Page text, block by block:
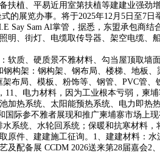
植、平易近用室第扶植等建建业强劲
展览办事。将于2025年12月5日至7日
Sam Al掌管，据悉，东盟承包商结
、街灯、电缆取传导器、架空电缆、
质、硬质景不雅材料、勾当屋顶取墙
构架：钢构架、钢布局、楼梯、地板、
布局、模板、粉饰等、钢管、PVC管、
、电力材料，因为工业根本亏弱，柬
热系统、太阳能预热系统、电力即热
际参不雅者展现和推广柬埔寨市场上
系统、水轮回系统；保暖和抗寒材料，
件、建建施工征询。1、建建材料：
配备展 CCDM 2026送来第28届嘉会2